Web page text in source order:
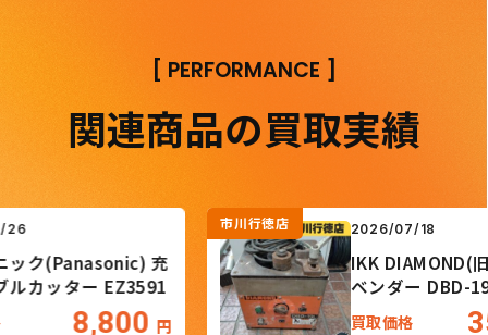
[ PERFORMANCE ]
関連商品の買取実績
(Panasonic) 充
ッター EZ3591
8,800 円
市川行徳店 2026/07/18
IKK DIAMOND(旧:石
ベンダー DBD-19L
買取価格